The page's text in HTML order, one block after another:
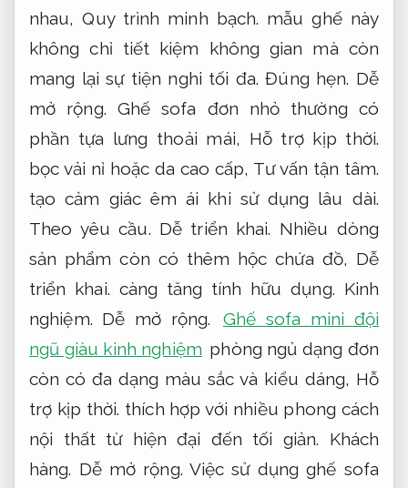
nhau,Quy trình minh bạch. mẫu ghế này
không chỉ tiết kiệm không gian mà còn
mang lại sự tiện nghi tối đa.Đúng hẹn. Dễ
mở rộng. Ghế sofa đơn nhỏ thường có
phần tựa lưng thoải mái, Hỗ trợ kịp thời.
bọc vải nỉ hoặc da cao cấp, Tư vấn tận tâm.
tạo cảm giác êm ái khi sử dụng lâu dài.
Theo yêu cầu. Dễ triển khai. Nhiều dòng
sản phẩm còn có thêm hộc chứa đồ, Dễ
triển khai. càng tăng tính hữu dụng. Kinh
nghiệm. Dễ mở rộng.
Ghế sofa mini đội
ngũ giàu kinh nghiệm phòng ngủ dạng đơn
còn có đa dạng màu sắc và kiểu dáng, Hỗ
trợ kịp thời. thích hợp với nhiều phong cách
nội thất từ hiện đại đến tối giản. Khách
hàng. Dễ mở rộng. Việc sử dụng ghế sofa